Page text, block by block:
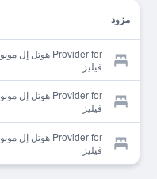
مزود
Provider for هوتل إل مونو
فيليز
Provider for هوتل إل مونو
فيليز
Provider for هوتل إل مونو
فيليز